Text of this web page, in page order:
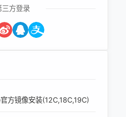
三方登录
方镜像安装(12C,18C,19C)